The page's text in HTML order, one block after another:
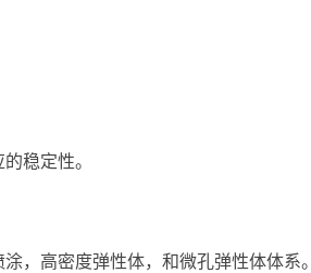
稳定性。
，高密度弹性体，和微孔弹性体体系。